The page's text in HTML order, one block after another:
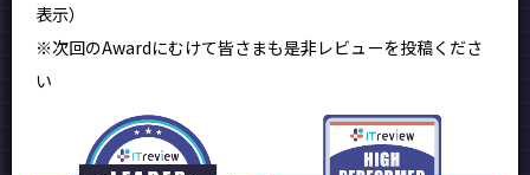
表示）
※次回のAwardにむけて皆さまも是非レビューを投稿くださ
い